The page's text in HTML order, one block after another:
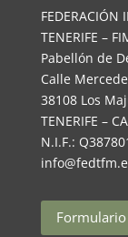
TENERIFE –
Pabellón de
Calle
38108 Los
TENERIFE –
N.I.F.: